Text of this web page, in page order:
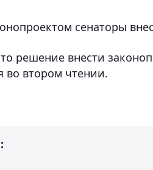
сенаторы
решение внести
во втором чтении.